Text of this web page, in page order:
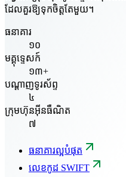
ដែលគួរឱ្យទុកចិត្តតែមួយ។
ធនាគារ
១០
មគ្គុទ្ទេសក៍
១៣+
បណ្តាញទូរស័ព្ទ
៤
ក្រុមហ៊ុនអ៊ីនធឺណិត
៧
ធនាគារល្អបំផុត
លេខកូដ SWIFT